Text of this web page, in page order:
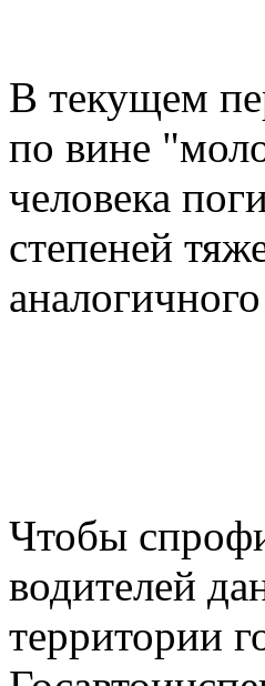
В текущем
по вине
человека
степеней
Чтобы
водителей
территории